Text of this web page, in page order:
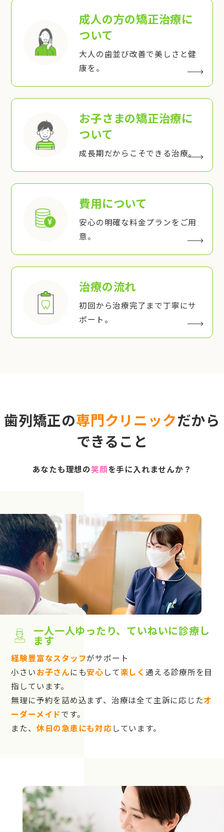
成人の方の矯正治療に
ついて
大人の歯並び改善で美しさと健
康を。
お子さまの矯正治療に
ついて
成長期だからこそできる治療。
費用について
安心の明確な料金プランをご用
意。
治療の流れ
初回から治療完了まで丁寧にサ
ポート。
歯列矯正の専門クリニックだから
できること
あなたも理想の笑顔を手に入れませんか？
一人一人ゆったり、ていねいに診療し
ます
経験豊富なスタッフがサポート
小さいお子さんにも安心して楽しく 通える診療所を目
指しています。
無理に予約を詰め込まず、治療は全て主訴に応じたオ
ーダーメイドです。
また、 休日の急患にも対応しています。